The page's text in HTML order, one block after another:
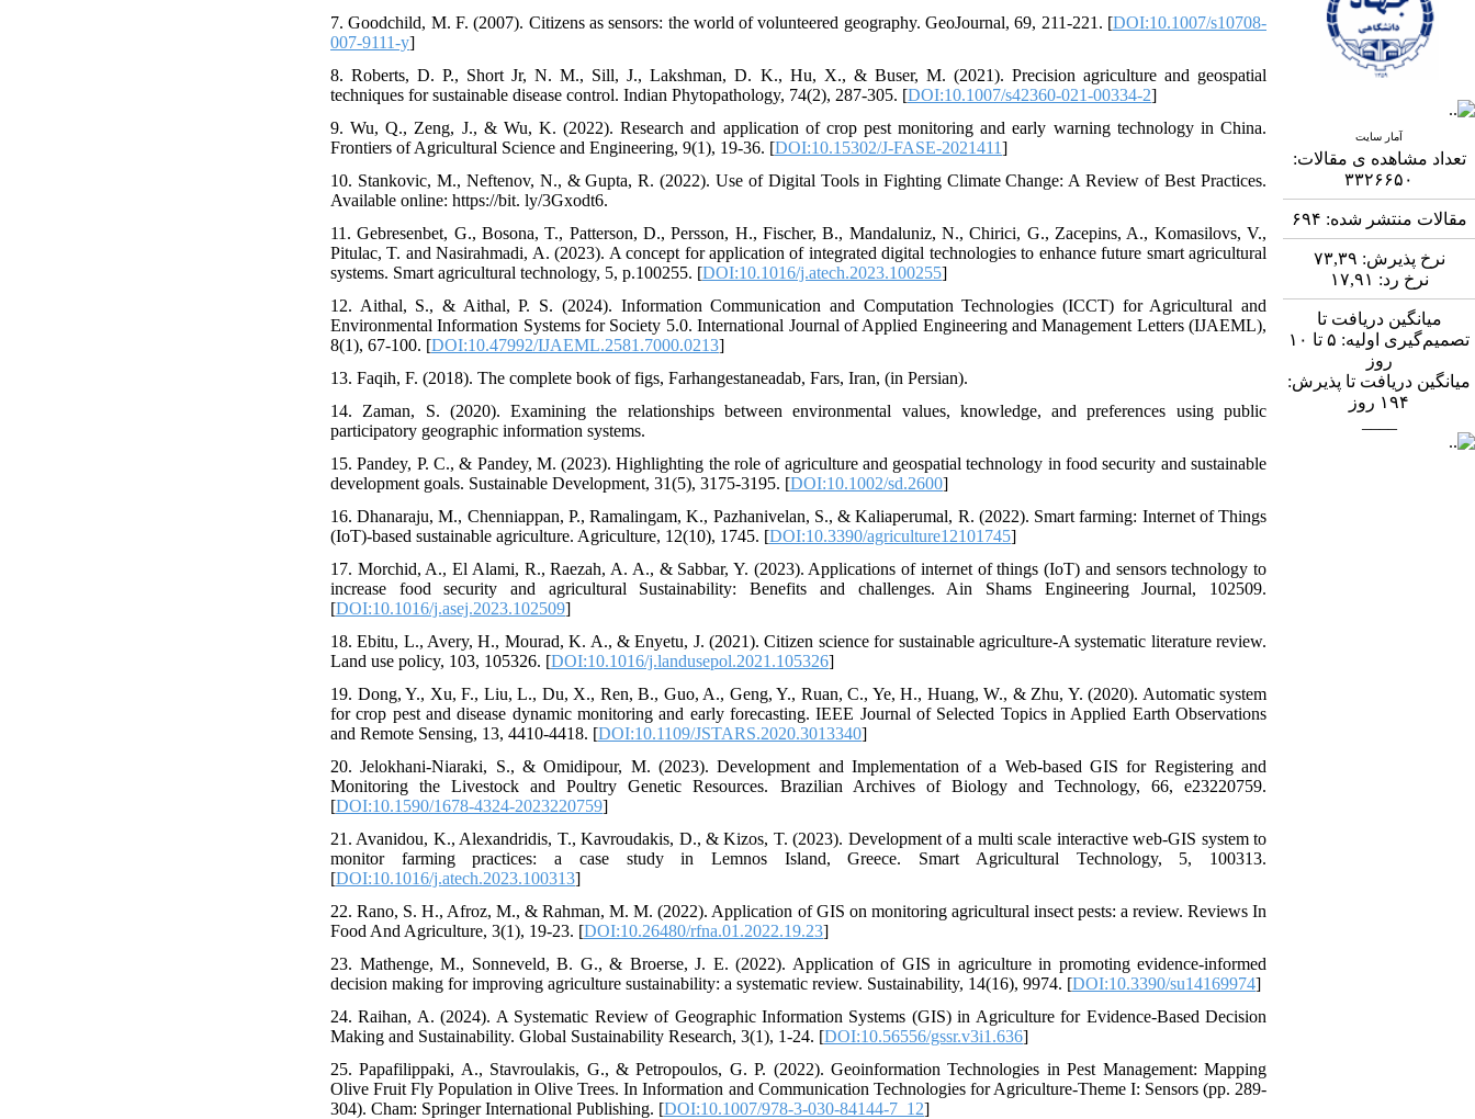
آمار سایت
تعداد مشاهده ی مقالات:
۳۳۲۶۶۵۰
مقالات منتشر شده: ۶۹۴
نرخ پذیرش: ۷۳,۳۹
نرخ رد: ۱۷,۹۱
میانگین دریافت تا
تصمیم‌گیری اولیه: ۵ تا ۱۰
روز
میانگین دریافت تا پذیرش:
۱۹۴ روز
7. Goodchild, M. F. (2007). Citizens as sensors: the world of volunteered geography. GeoJournal, 69, 211-221. [DOI:10.1007/s10708-
007-9111-y]
8. Roberts, D. P., Short Jr, N. M., Sill, J., Lakshman, D. K., Hu, X., & Buser, M. (2021). Precision agriculture and geospatial
techniques for sustainable disease control. Indian Phytopathology, 74(2), 287-305. [DOI:10.1007/s42360-021-00334-2]
9. Wu, Q., Zeng, J., & Wu, K. (2022). Research and application of crop pest monitoring and early warning technology in China.
Frontiers of Agricultural Science and Engineering, 9(1), 19-36. [DOI:10.15302/J-FASE-2021411]
10. Stankovic, M., Neftenov, N., & Gupta, R. (2022). Use of Digital Tools in Fighting Climate Change: A Review of Best Practices.
Available online: https://bit. ly/3Gxodt6.
11. Gebresenbet, G., Bosona, T., Patterson, D., Persson, H., Fischer, B., Mandaluniz, N., Chirici, G., Zacepins, A., Komasilovs, V.,
Pitulac, T. and Nasirahmadi, A. (2023). A concept for application of integrated digital technologies to enhance future smart agricultural
systems. Smart agricultural technology, 5, p.100255. [DOI:10.1016/j.atech.2023.100255]
12. Aithal, S., & Aithal, P. S. (2024). Information Communication and Computation Technologies (ICCT) for Agricultural and
Environmental Information Systems for Society 5.0. International Journal of Applied Engineering and Management Letters (IJAEML),
8(1), 67-100. [DOI:10.47992/IJAEML.2581.7000.0213]
13. Faqih, F. (2018). The complete book of figs, Farhangestaneadab, Fars, Iran, (in Persian).
14. Zaman, S. (2020). Examining the relationships between environmental values, knowledge, and preferences using public
participatory geographic information systems.
15. Pandey, P. C., & Pandey, M. (2023). Highlighting the role of agriculture and geospatial technology in food security and sustainable
development goals. Sustainable Development, 31(5), 3175-3195. [DOI:10.1002/sd.2600]
16. Dhanaraju, M., Chenniappan, P., Ramalingam, K., Pazhanivelan, S., & Kaliaperumal, R. (2022). Smart farming: Internet of Things
(IoT)-based sustainable agriculture. Agriculture, 12(10), 1745. [DOI:10.3390/agriculture12101745]
17. Morchid, A., El Alami, R., Raezah, A. A., & Sabbar, Y. (2023). Applications of internet of things (IoT) and sensors technology to
increase food security and agricultural Sustainability: Benefits and challenges. Ain Shams Engineering Journal, 102509.
[DOI:10.1016/j.asej.2023.102509]
18. Ebitu, L., Avery, H., Mourad, K. A., & Enyetu, J. (2021). Citizen science for sustainable agriculture-A systematic literature review.
Land use policy, 103, 105326. [DOI:10.1016/j.landusepol.2021.105326]
19. Dong, Y., Xu, F., Liu, L., Du, X., Ren, B., Guo, A., Geng, Y., Ruan, C., Ye, H., Huang, W., & Zhu, Y. (2020). Automatic system
for crop pest and disease dynamic monitoring and early forecasting. IEEE Journal of Selected Topics in Applied Earth Observations
and Remote Sensing, 13, 4410-4418. [DOI:10.1109/JSTARS.2020.3013340]
20. Jelokhani-Niaraki, S., & Omidipour, M. (2023). Development and Implementation of a Web-based GIS for Registering and
Monitoring the Livestock and Poultry Genetic Resources. Brazilian Archives of Biology and Technology, 66, e23220759.
[DOI:10.1590/1678-4324-2023220759]
21. Avanidou, K., Alexandridis, T., Kavroudakis, D., & Kizos, T. (2023). Development of a multi scale interactive web-GIS system to
monitor farming practices: a case study in Lemnos Island, Greece. Smart Agricultural Technology, 5, 100313.
[DOI:10.1016/j.atech.2023.100313]
22. Rano, S. H., Afroz, M., & Rahman, M. M. (2022). Application of GIS on monitoring agricultural insect pests: a review. Reviews In
Food And Agriculture, 3(1), 19-23. [DOI:10.26480/rfna.01.2022.19.23]
23. Mathenge, M., Sonneveld, B. G., & Broerse, J. E. (2022). Application of GIS in agriculture in promoting evidence-informed
decision making for improving agriculture sustainability: a systematic review. Sustainability, 14(16), 9974. [DOI:10.3390/su14169974]
24. Raihan, A. (2024). A Systematic Review of Geographic Information Systems (GIS) in Agriculture for Evidence-Based Decision
Making and Sustainability. Global Sustainability Research, 3(1), 1-24. [DOI:10.56556/gssr.v3i1.636]
25. Papafilippaki, A., Stavroulakis, G., & Petropoulos, G. P. (2022). Geoinformation Technologies in Pest Management: Mapping
Olive Fruit Fly Population in Olive Trees. In Information and Communication Technologies for Agriculture-Theme I: Sensors (pp. 289-
304). Cham: Springer International Publishing. [DOI:10.1007/978-3-030-84144-7_12]